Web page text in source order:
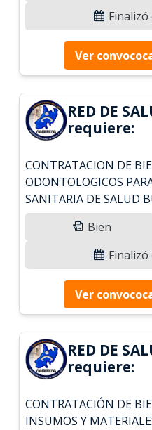
Ver
RED DE
requiere:
CONTRATACION DE
ODONTOLOGICOS
SANITARIA DE SALUD
Bien
Ver
RED DE
requiere:
CONTRATACIÓN DE
INSUMOS Y